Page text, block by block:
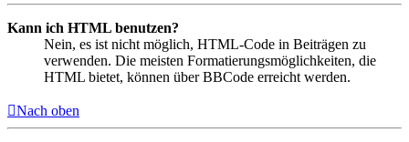
Kann ich HTML benutzen?
Nein, es ist nicht möglich, HTML-Code in Beiträgen zu
verwenden. Die meisten Formatierungsmöglichkeiten, die
HTML bietet, können über BBCode erreicht werden.
Nach oben